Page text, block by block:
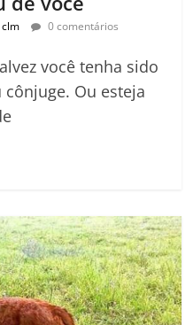
0 comentários
você tenha sido
Ou esteja